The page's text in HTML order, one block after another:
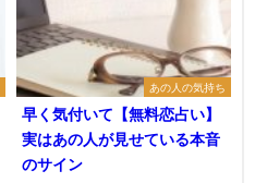
あの人の気持ち
早く気付いて【無料恋占い】
実はあの人が見せている本音
のサイン